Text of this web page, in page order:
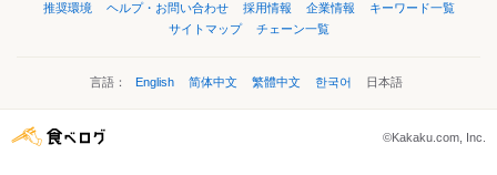
推奨環境
ヘルプ・お問い合わせ 採用情報 企業情報
キーワード一覧
サイトマップ
チェーン一覧
言語： English 简体中文 繁體中文 한국어 日本語
©Kakaku.com, Inc.